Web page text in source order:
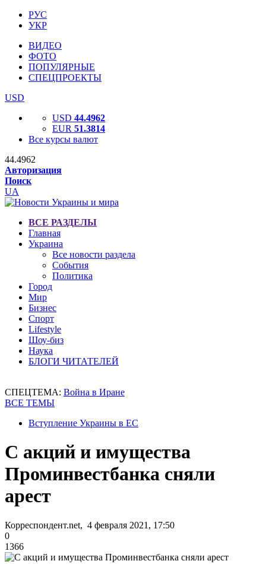
РУС
УКР
ВИДЕО
ФОТО
ПОПУЛЯРНЫЕ
СПЕЦПРОЕКТЫ
USD
USD 44.4962
EUR 51.3814
Все курсы валют
44.4962
Авторизация
Поиск
UA
ВСЕ РАЗДЕЛЫ
Главная
Украина
Все новости раздела
События
Политика
Город
Мир
Бизнес
Спорт
Lifestyle
Шоу-биз
Наука
БЛОГИ ЧИТАТЕЛЕЙ
СПЕЦТЕМА: Война в Иране
ВСЕ ТЕМЫ
Вступление Украины в ЕС
С акций и имущества
Проминвестбанка сняли
арест
Корреспондент.net, 4 февраля 2021, 17:50
0
1366